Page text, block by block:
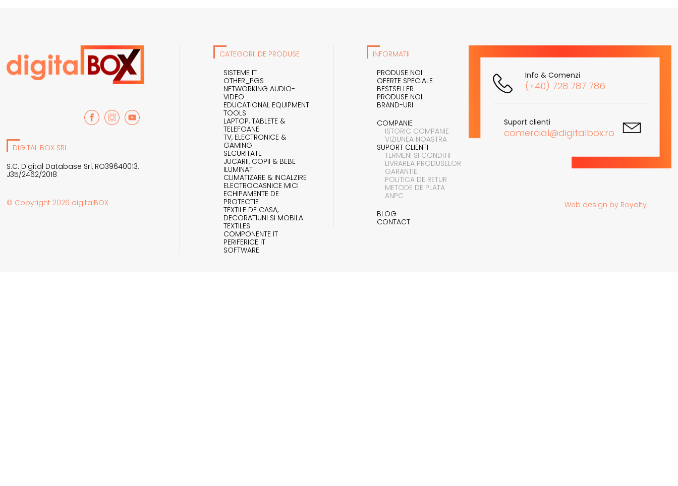
DIGITAL BOX SRL
S.C. Digital Database Srl, RO39640013,
J35/2462/2018
© Copyright 2026 digitalBOX
CATEGORII DE PRODUSE
SISTEME IT
OTHER_PGS
NETWORKING AUDIO-
VIDEO
EDUCATIONAL EQUIPMENT
TOOLS
LAPTOP, TABLETE &
TELEFOANE
TV, ELECTRONICE &
GAMING
SECURITATE
JUCARII, COPII & BEBE
ILUMINAT
CLIMATIZARE & INCALZIRE
ELECTROCASNICE MICI
ECHIPAMENTE DE
PROTECTIE
TEXTILE DE CASA,
DECORATIUNI SI MOBILA
TEXTILES
COMPONENTE IT
PERIFERICE IT
SOFTWARE
INFORMATII
PRODUSE NOI
OFERTE SPECIALE
BESTSELLER
PRODUSE NOI
BRAND-URI
COMPANIE
ISTORIC COMPANIE
VIZIUNEA NOASTRA
SUPORT CLIENTI
TERMENI SI CONDITII
LIVRAREA PRODUSELOR
GARANTIE
POLITICA DE RETUR
METODE DE PLATA
ANPC
BLOG
CONTACT
Info & Comenzi
(+40) 728 787 786
Suport clienti
comercial@digitalbox.ro
Web design by Royalty